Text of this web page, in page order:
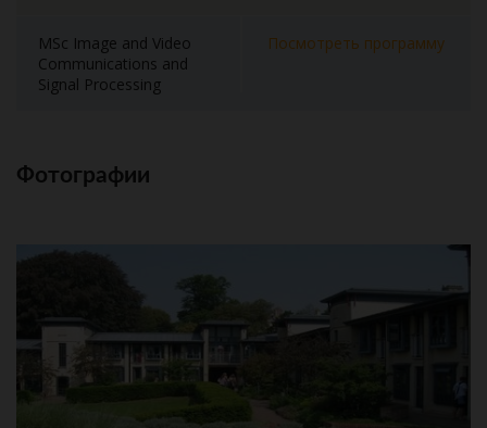
MSc Image and Video
Communications and
Signal Processing
Посмотреть программу
Фотографии